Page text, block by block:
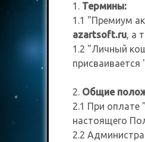
1. Термины:
1.1 "Премиум
azartsoft.ru, а
1.2 "Личный
2. Общие
2.1 При оплате
настоящего
2.2